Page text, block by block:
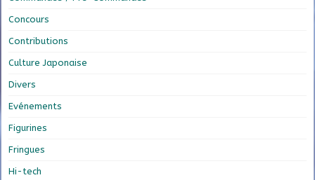
Concours
Contributions
Culture Japonaise
Divers
Evénements
Figurines
Fringues
Hi-tech